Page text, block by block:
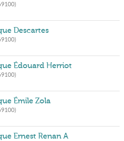
)
Descartes
)
Édouard Herriot
)
Émile Zola
)
Ernest Renan A